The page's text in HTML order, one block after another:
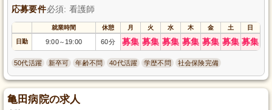
応募要件必須: 看護師
就業時間 休憩 月 火 水 木 金 土 日
日勤 9:00～ 19:00 60分 募集 募集 募集 募集 募集 募集 募集
50代活躍 新卒可 年齢不問 40代活躍 学歴不問 社会保険完備
亀田病院の求人